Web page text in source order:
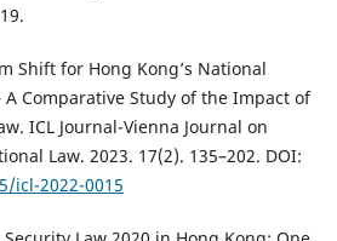
Shift for Hong Kong’s National
Comparative Study of the Impact of
ICL Journal-Vienna Journal on
Law. 2023. 17(2). 135–202. DOI:
icl-2022-0015